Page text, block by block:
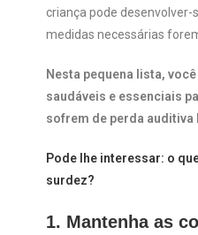
criança pode
medidas necessárias
Nesta pequena lista,
saudáveis e essenciais
sofrem de perda auditiva
Pode lhe interessar: o
surdez?
1. Mantenha as